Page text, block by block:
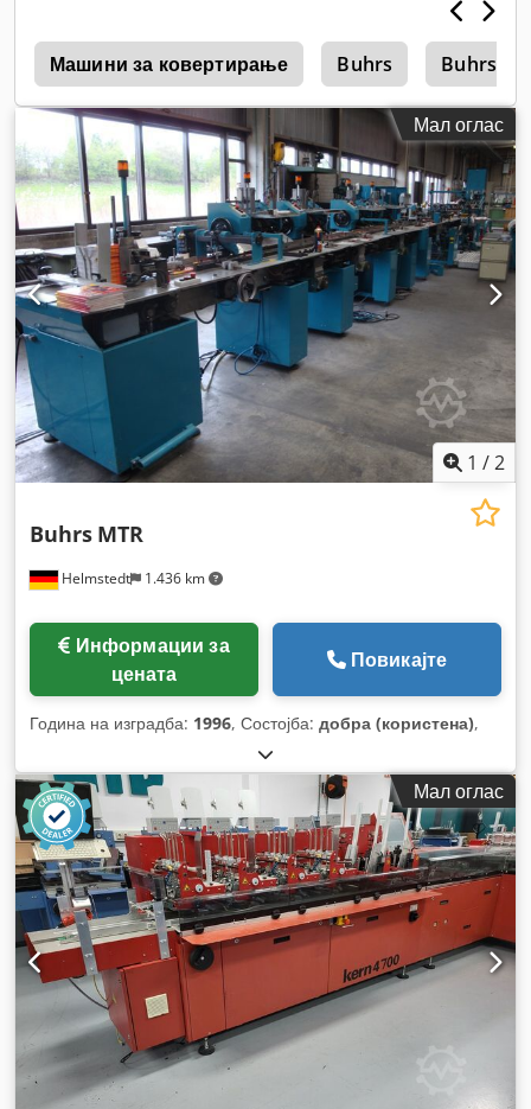
Машини за ковертирање Buhrs Buhrs
Мал оглас
1 /2
Helmstedt 1.436 km
Buhrs MTR
цената
Повикајте
Година на изградба: 1996, Состојба: добра (користена),
Мал оглас